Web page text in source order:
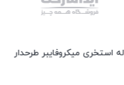
روبالشی مخمل عروسکی 3 بعدی